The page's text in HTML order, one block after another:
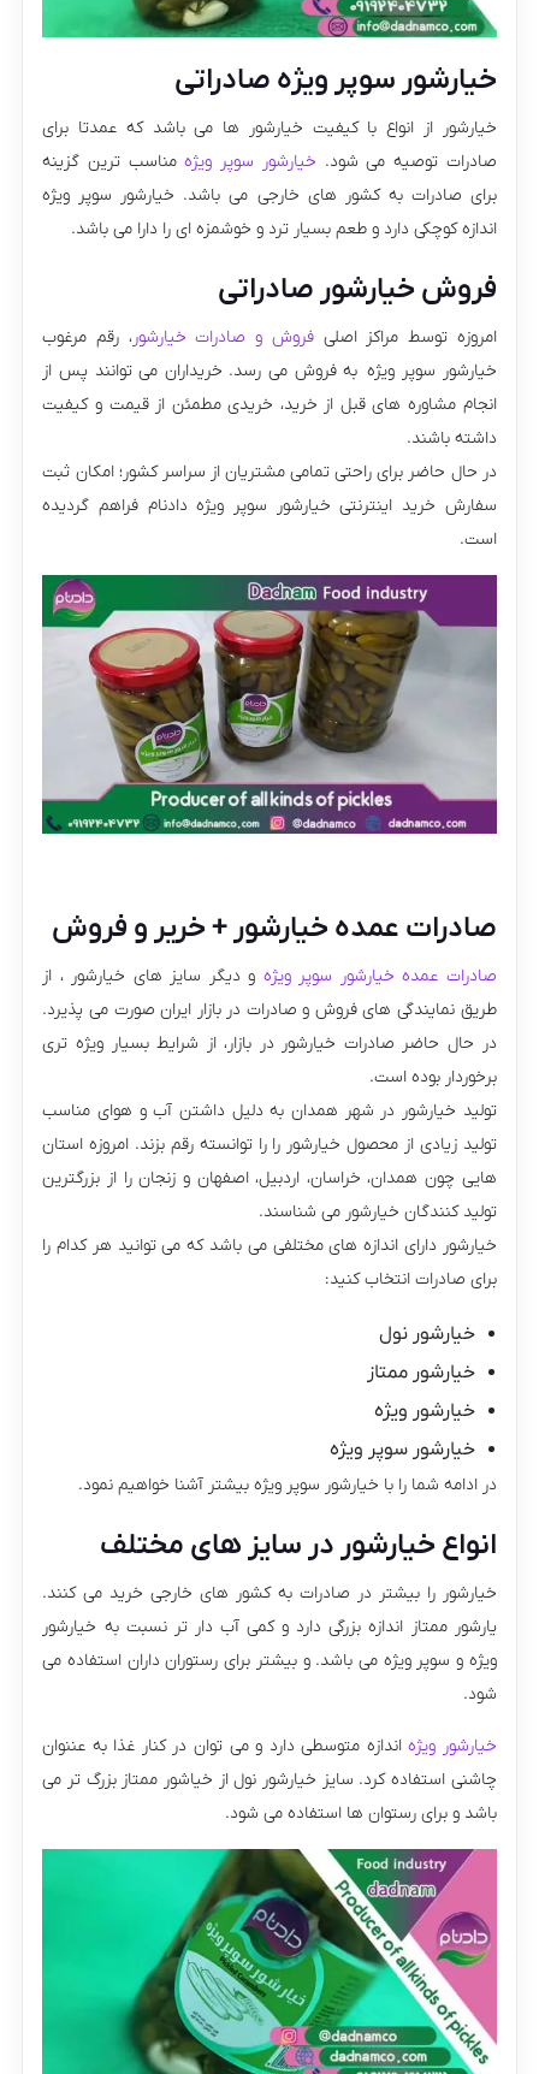
خیارشور سوپر ویژه صادراتی
خیارشور از انواع با کیفیت خیارشور ها می باشد که عمدتا برای
صادرات توصیه می شود. خیارشور سوپر ویژهمناسب ترین گزینه
برای صادرات به کشور های خارجی می باشد. خیارشور سوپر ویژه
اندازه کوچکی دارد و طعم بسیار ترد و خوشمزه ای را دارا می باشد.
فروش خیارشور صادراتی
امروزه توسط مراکز اصلی فروش و صادرات خیارشور ، رقم مرغوب
خیارشور سوپر ویژه به فروش می رسد. خریداران می توانند پس از
انجام مشاوره های قبل از خرید، خریدی مطمئن از قیمت و کیفیت
داشته باشند.
در حال حاضر برای راحتی تمامی مشتریان از سراسر کشور؛ امکان ثبت
سفارش خرید اینترنتی خیارشور سوپر ویژه دادنام فراهم گردیده
است.
صادرات عمده خیارشور + خریر و فروش
صادرات عمده خیارشور سوپر ویژه و دیگر سایز های خیارشور ، از
طریق نمایندگی های فروش و صادرات در بازار ایران صورت می پذیرد.
در حال حاضر صادرات خیارشور در بازار، از شرایط بسیار ویژه تری
برخوردار بوده است.
تولید خیارشور در شهر همدان به دلیل داشتن آب و هوای مناسب
تولید زیادی از محصول خیارشور را را توانسته رقم بزند. امروزه استان
هایی چون همدان، خراسان، اردبیل، اصفهان و زنجان را از بزرگترین
تولید کنندگان خیارشور می شناسند.
خیارشور دارای اندازه های مختلفی می باشد که می توانید هر کدام را
برای صادرات انتخاب کنید:
خیارشور نول
خیارشور ممتاز
خیارشور ویژه
خیارشور سوپر ویژه
در ادامه شما را با خیارشور سوپر ویژه بیشتر آشنا خواهیم نمود.
انواع خیارشور در سایز های مختلف
خیارشور را بیشتر در صادرات به کشور های خارجی خرید می کنند.
یارشور ممتاز اندازه بزرگی دارد و کمی آب دار تر نسبت به خیارشور
ویژه و سوپر ویژه می باشد. و بیشتر برای رستوران داران استفاده می
شود.
خیارشور ویژهاندازه متوسطی دارد و می توان در کنار غذا به عننوان
چاشنی استفاده کرد. سایز خیارشور نول از خیاشور ممتاز بزرگ تر می
باشد و برای رستوان ها استفاده می شود.